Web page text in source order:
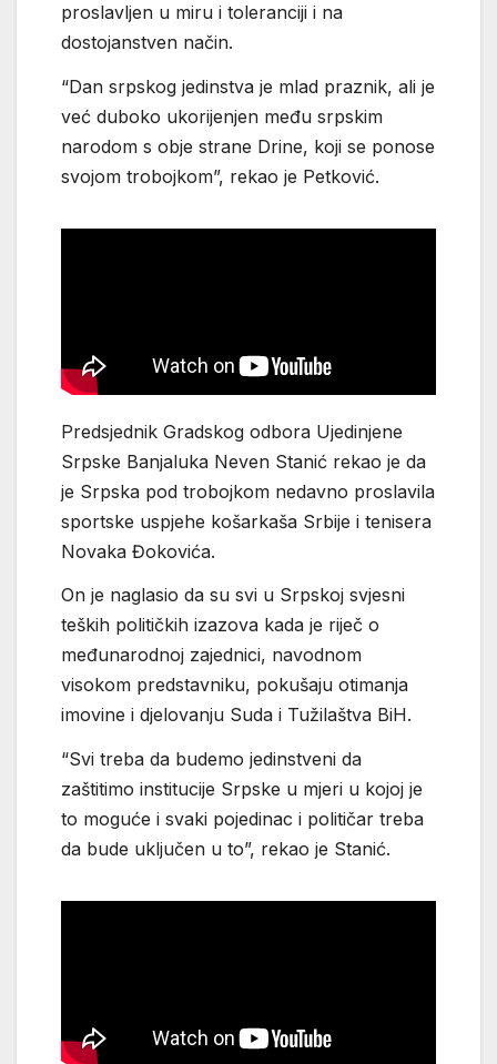
proslavljen u miru i toleranciji i na
dostojanstven način.
“Dan srpskog jedinstva je mlad praznik, ali je
već duboko ukorijenjen među srpskim
narodom s obje strane Drine, koji se ponose
svojom trobojkom”, rekao je Petković.
Predsjednik Gradskog odbora Ujedinjene
Srpske Banjaluka Neven Stanić rekao je da
je Srpska pod trobojkom nedavno proslavila
sportske uspjehe košarkaša Srbije i tenisera
Novaka Đokovića.
On je naglasio da su svi u Srpskoj svjesni
teških političkih izazova kada je riječ o
međunarodnoj zajednici, navodnom
visokom predstavniku, pokušaju otimanja
imovine i djelovanju Suda i Tužilaštva BiH.
“Svi treba da budemo jedinstveni da
zaštitimo institucije Srpske u mjeri u kojoj je
to moguće i svaki pojedinac i političar treba
da bude uključen u to”, rekao je Stanić.